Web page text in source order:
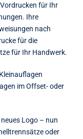
für Ihr
Ihre
nach
für die
für Ihr Handwerk.
im Offset- oder
Logo – nun
oder